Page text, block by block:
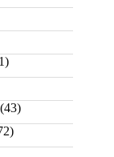
(43)